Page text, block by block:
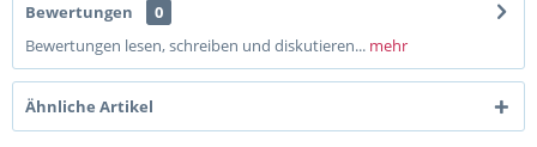
Bewertungen
0
Bewertungen lesen, schreiben und diskutieren... mehr
Ähnliche Artikel